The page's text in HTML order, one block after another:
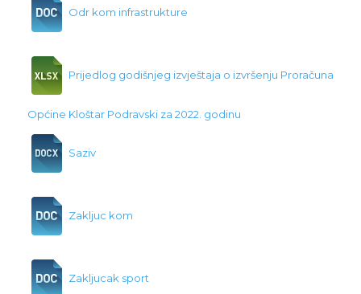
Odr kom infrastrukture
Prijedlog godišnjeg izvještaja o izvršenju Proračuna
Općine Kloštar Podravski za 2022. godinu
Saziv
Zakljuc kom
Zakljucak sport